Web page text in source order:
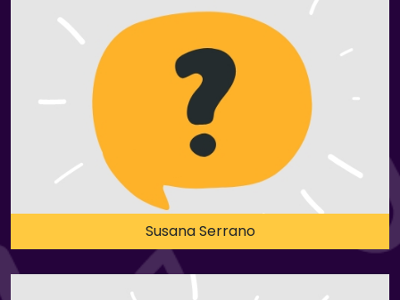
Susana Serrano